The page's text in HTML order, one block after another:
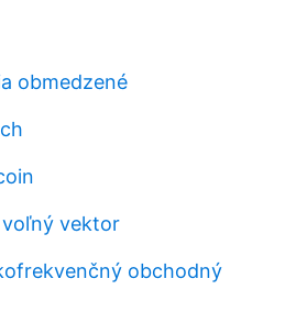
obmedzené
vektor
obchodný